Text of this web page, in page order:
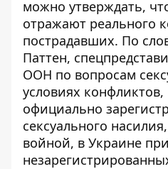
можно утверждать,
отражают реального
пострадавших. По
Паттен,
ООН по вопросам
условиях
официально
сексуального
войной, в Украине